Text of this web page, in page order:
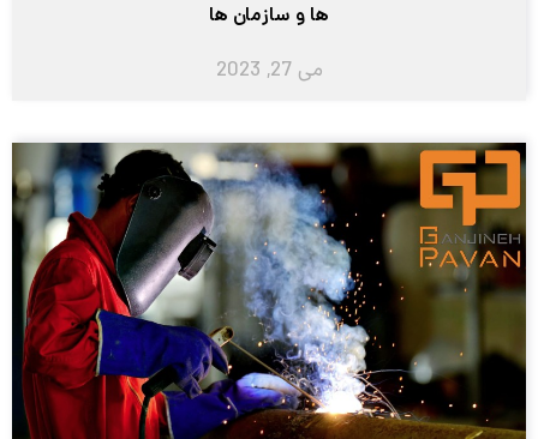
ها و سازمان ها
می 27, 2023